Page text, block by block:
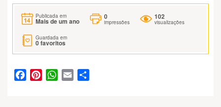
Publicada em
Mais de um ano
0
impressões
102
visualizações
Guardada em
0favoritos
FacebookPinterestWhatsApp
Email